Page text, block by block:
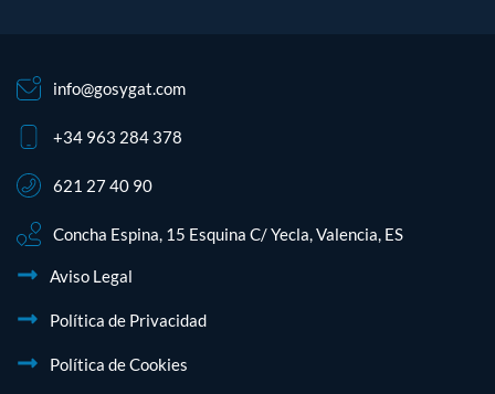
info@gosygat.com
+34 963 284 378
621 27 40 90
Concha Espina, 15 Esquina C/ Yecla, Valencia, ES
Aviso Legal
Política de Privacidad
Política de Cookies